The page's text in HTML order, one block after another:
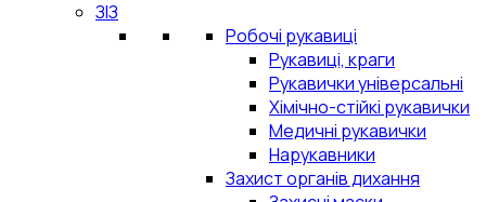
ЗІЗ
Робочі рукавиці
Рукавиці, краги
Рукавички універсальні
Хімічно-стійкі рукавички
Медичні рукавички
Нарукавники
Захист органів дихання